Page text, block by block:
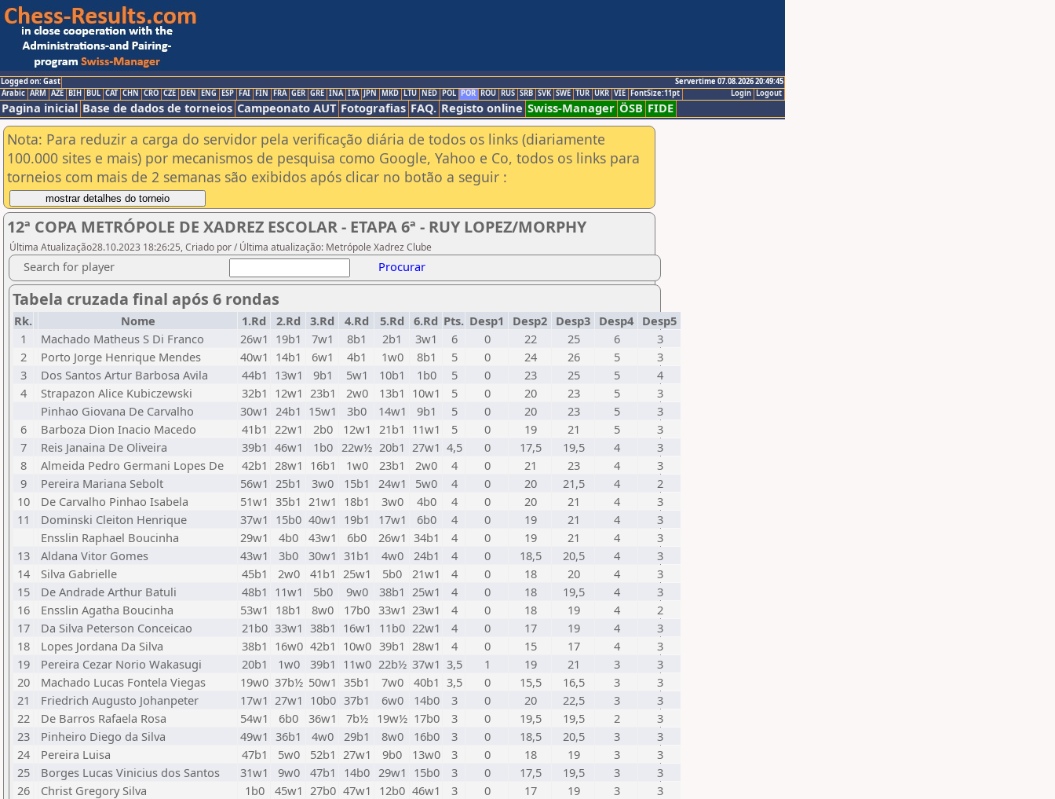
Logged on: Gast
Servertime 07.08.2026 20:49:45
Logout
Login
Arabic ARM AZE BIH BUL CAT CHN CRO CZE DEN ENG ESP FAI FIN FRA GER GRE INA ITA JPN MKD LTU NED POL POR ROU RUS SRB SVK SWE TUR UKR VIE FontSize:11pt
Pagina inicial Base de dados de torneios Campeonato AUT Fotografias FAQ. Registo online Swiss-Manager ÖSB FIDE
Nota: Para reduzir a carga do servidor pela verificação diária de todos os links (diariamente
100.000 sites e mais) por mecanismos de pesquisa como Google, Yahoo e Co, todos os links para
torneios com mais de 2 semanas são exibidos após clicar no botão a seguir :
12ª COPA METRÓPOLE DE XADREZ ESCOLAR - ETAPA 6ª - RUY LOPEZ/MORPHY
Última Atualização28.10.2023 18:26:25, Criado por / Última atualização: Metrópole Xadrez Clube
Search for player Procurar
Tabela cruzada final após 6 rondas
Rk. Nome 1.Rd 2.Rd 3.Rd 4.Rd 5.Rd 6.Rd Pts. Desp1 Desp2 Desp3 Desp4 Desp5
1
Machado Matheus S Di Franco 26w1 19b1 7w1 8b1 2b1 3w1 6 0 22 25 6
3
2
Porto Jorge Henrique Mendes 40w1 14b1 6w1 4b1 1w0 8b1 5 0 24 26 5
3
3
Dos Santos Artur Barbosa Avila 44b1 13w1 9b1 5w1 10b1 1b0 5 0 23 25 5
4
4
Strapazon Alice Kubiczewski 32b1 12w1 23b1 2w0 13b1 10w1 5 0 20 23 5
3
Pinhao Giovana De Carvalho
30w1 24b1 15w1 3b0 14w1 9b1 5 0 20 23 5
3
6
Barboza Dion Inacio Macedo 41b1 22w1 2b0 12w1 21b1 11w1 5 0 19 21 5
3
7
Reis Janaina De Oliveira 39b1 46w1 1b0 22w½ 20b1 27w1 4,5 0 17,5 19,5 4
3
8
Almeida Pedro Germani Lopes De 42b1 28w1 16b1 1w0 23b1 2w0 4 0 21 23 4
3
9
Pereira Mariana Sebolt 56w1 25b1 3w0 15b1 24w1 5w0 4 0 20 21,5 4
2
10
De Carvalho Pinhao Isabela 51w1 35b1 21w1 18b1 3w0 4b0 4 0 20 21 4
3
11
Dominski Cleiton Henrique 37w1 15b0 40w1 19b1 17w1 6b0 4 0 19 21 4
3
Ensslin Raphael Boucinha
29w1 4b0 43w1 6b0 26w1 34b1 4 0 19 21 4
3
13
Aldana Vitor Gomes 43w1 3b0 30w1 31b1 4w0 24b1 4 0 18,5 20,5 4
3
14
Silva Gabrielle 45b1 2w0 41b1 25w1 5b0 21w1 4 0 18 20 4
3
15
De Andrade Arthur Batuli 48b1 11w1 5b0 9w0 38b1 25w1 4 0 18 19,5 4
3
16
Ensslin Agatha Boucinha 53w1 18b1 8w0 17b0 33w1 23w1 4 0 18 19 4
2
17
Da Silva Peterson Conceicao 21b0 33w1 38b1 16w1 11b0 22w1 4 0 17 19 4
3
18
Lopes Jordana Da Silva 38b1 16w0 42b1 10w0 39b1 28w1 4 0 15 17 4
3
19
Pereira Cezar Norio Wakasugi 20b1 1w0 39b1 11w0 22b½ 37w1 3,5 1 19 21 3
3
20
Machado Lucas Fontela Viegas 19w0 37b½ 50w1 35b1 7w0 40b1 3,5 0 15,5 16,5 3
3
21
Friedrich Augusto Johanpeter 17w1 27w1 10b0 37b1 6w0 14b0 3 0 20 22,5 3
3
22
De Barros Rafaela Rosa 54w1 6b0 36w1 7b½ 19w½ 17b0 3 0 19,5 19,5 2
3
23
Pinheiro Diego da Silva 49w1 36b1 4w0 29b1 8w0 16b0 3 0 18,5 20,5 3
3
24
Pereira Luisa 47b1 5w0 52b1 27w1 9b0 13w0 3 0 18 19 3
3
25
Borges Lucas Vinicius dos Santos 31w1 9w0 47b1 14b0 29w1 15b0 3 0 17,5 19,5 3
3
26
Christ Gregory Silva 1b0 45w1 27b0 47w1 12b0 46w1 3 0 17 19 3
3